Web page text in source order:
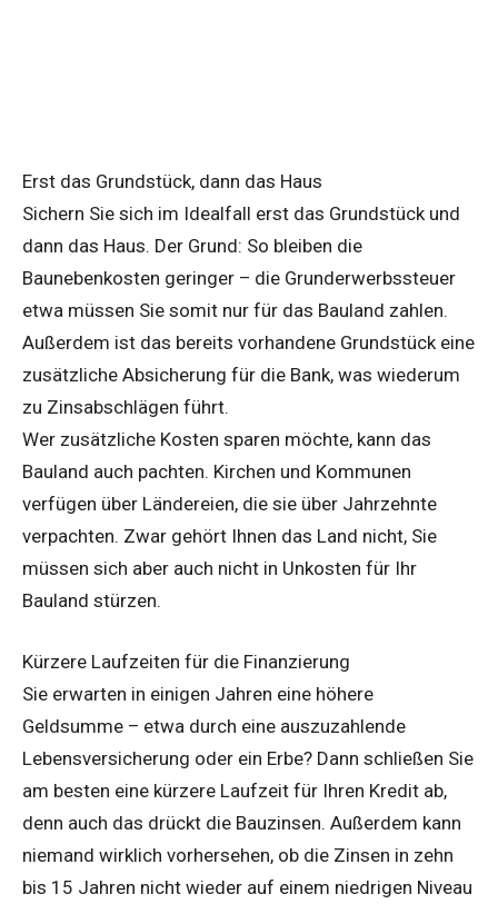
Erst das Grundstück, dann das Haus
Sichern Sie sich im Idealfall erst das Grundstück und
dann das Haus. Der Grund: So bleiben die
Baunebenkosten geringer – die Grunderwerbssteuer
etwa müssen Sie somit nur für das Bauland zahlen.
Außerdem ist das bereits vorhandene Grundstück eine
zusätzliche Absicherung für die Bank, was wiederum
zu Zinsabschlägen führt.
Wer zusätzliche Kosten sparen möchte, kann das
Bauland auch pachten. Kirchen und Kommunen
verfügen über Ländereien, die sie über Jahrzehnte
verpachten. Zwar gehört Ihnen das Land nicht, Sie
müssen sich aber auch nicht in Unkosten für Ihr
Bauland stürzen.
Kürzere Laufzeiten für die Finanzierung
Sie erwarten in einigen Jahren eine höhere
Geldsumme – etwa durch eine auszuzahlende
Lebensversicherung oder ein Erbe? Dann schließen Sie
am besten eine kürzere Laufzeit für Ihren Kredit ab,
denn auch das drückt die Bauzinsen. Außerdem kann
niemand wirklich vorhersehen, ob die Zinsen in zehn
bis 15 Jahren nicht wieder auf einem niedrigen Niveau